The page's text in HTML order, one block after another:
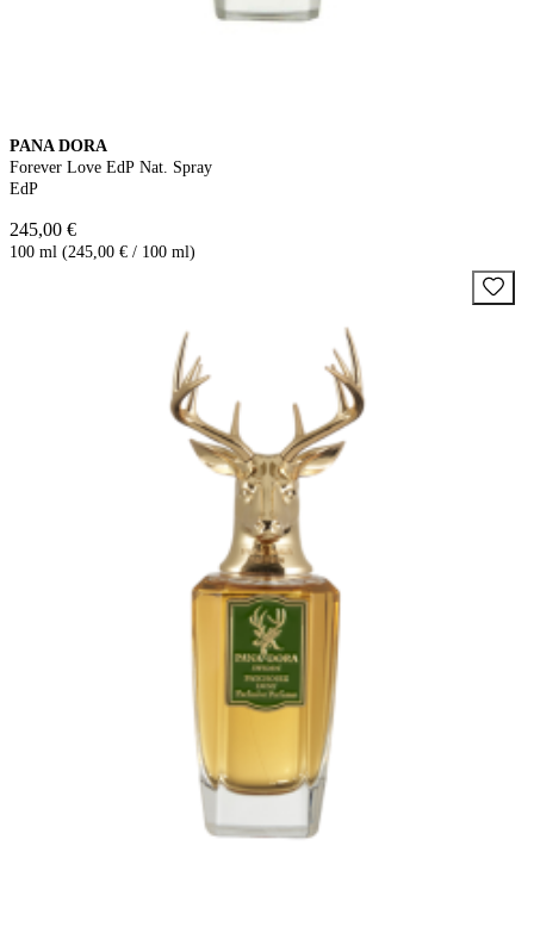
PANA DORA
Forever Love EdP Nat. Spray
EdP
245,00 €
100 ml (245,00 € / 100 ml)